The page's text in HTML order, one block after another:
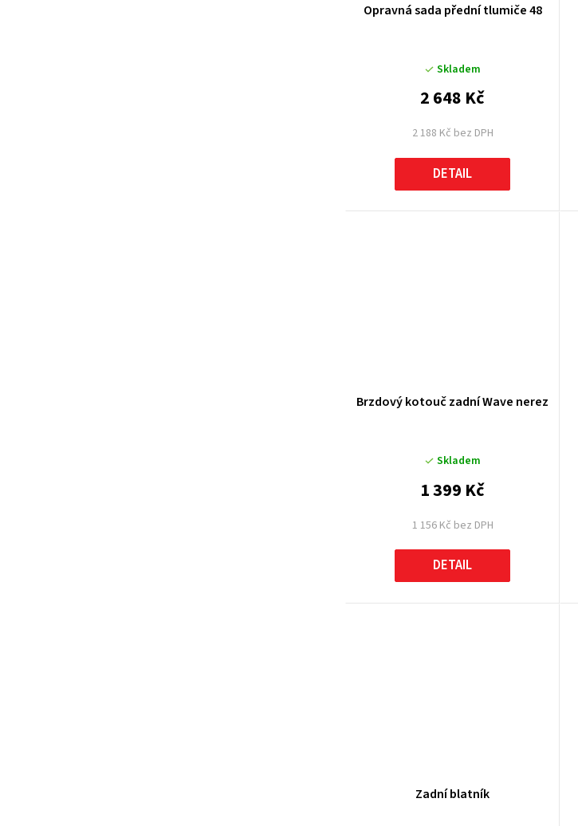
Opravná sada přední tlumiče 48
Skladem
2 188 Kč bez DPH
2 648 Kč
DETAIL
Brzdový kotouč zadní Wave nerez
Skladem
1 156 Kč bez DPH
1 399 Kč
DETAIL
Zadní blatník